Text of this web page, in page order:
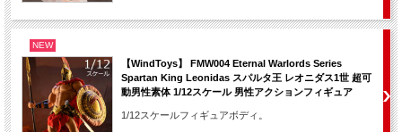
NEW
【WindToys】 FMW004 Eternal Warlords Series
Spartan King Leonidas スパルタ王 レオニダス1世 超可
動男性素体 1/12スケール 男性アクションフィギュア
1/12スケールフィギュアボディ。